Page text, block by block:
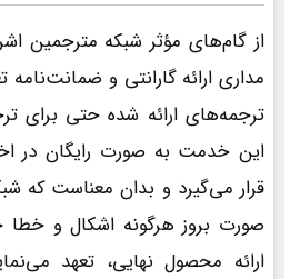
از گام‌های مؤثر شبکه مترجمین
مداری ارائه گارانتی و ضمانت‌نامه
ترجمه‌های ارائه شده حتی برای
این خدمت به صورت رایگان در
قرار می‌گیرد و بدان معناست که
صورت بروز هرگونه اشکال و
ارائه محصول نهایی، تعهد